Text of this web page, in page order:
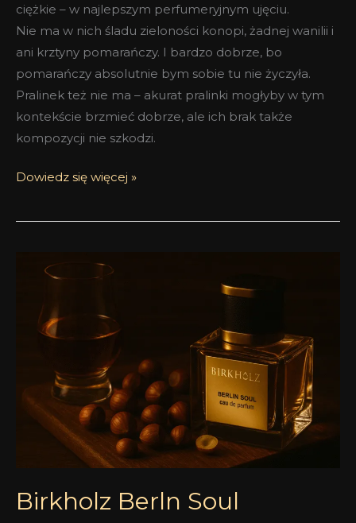
ciężkie – w najlepszym perfumeryjnym ujęciu.
Nie ma w nich śladu zieloności konopi, żadnej wanilii i
ani krztyny pomarańczy. I bardzo dobrze, bo
pomarańczy absolutnie bym sobie tu nie życzyła.
Pralinek też nie ma – akurat pralinki mogłyby w tym
kontekście brzmieć dobrze, ale ich brak także
kompozycji nie szkodzi.
Dowiedz się więcej »
Birkholz Berln Soul
Birkholz